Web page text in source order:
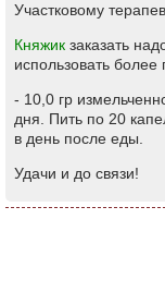
Участковому
Княжик заказать
использовать
- 10,0 гр
дня. Пить по 20
в день после еды.
Удачи и до связи!